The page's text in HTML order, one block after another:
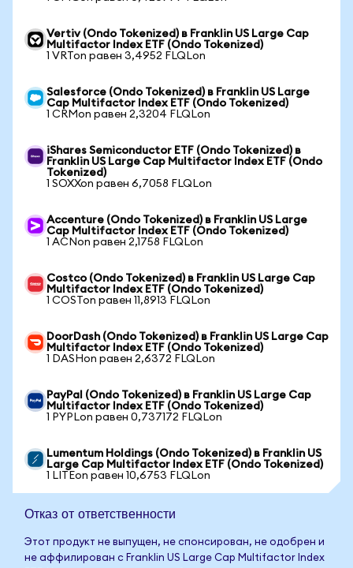
Vertiv (Ondo Tokenized) в Franklin US Large Cap
Multifactor Index ETF (Ondo Tokenized)
1 VRTon равен 3,4952 FLQLon
Salesforce (Ondo Tokenized) в Franklin US Large
Cap Multifactor Index ETF (Ondo Tokenized)
1 CRMon равен 2,3204 FLQLon
iShares Semiconductor ETF (Ondo Tokenized) в
Franklin US Large Cap Multifactor Index ETF (Ondo
Tokenized)
1 SOXXon равен 6,7058 FLQLon
Accenture (Ondo Tokenized) в Franklin US Large
Cap Multifactor Index ETF (Ondo Tokenized)
1 ACNon равен 2,1758 FLQLon
Costco (Ondo Tokenized) в Franklin US Large Cap
Multifactor Index ETF (Ondo Tokenized)
1 COSTon равен 11,8913 FLQLon
DoorDash (Ondo Tokenized) в Franklin US Large Cap
Multifactor Index ETF (Ondo Tokenized)
1 DASHon равен 2,6372 FLQLon
PayPal (Ondo Tokenized) в Franklin US Large Cap
Multifactor Index ETF (Ondo Tokenized)
1 PYPLon равен 0,737172 FLQLon
Lumentum Holdings (Ondo Tokenized) в Franklin US
Large Cap Multifactor Index ETF (Ondo Tokenized)
1 LITEon равен 10,6753 FLQLon
Отказ от ответственности
Этот продукт не выпущен, не спонсирован, не одобрен и
не аффилирован с Franklin US Large Cap Multifactor Index